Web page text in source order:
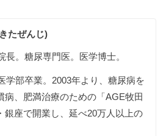
たぜんじ)
長。糖尿専門医。医学博士。
学部卒業。2003年より、糖尿病を
病、肥満治療のための「AGE牧田
銀座で開業し、延べ20万人以上の